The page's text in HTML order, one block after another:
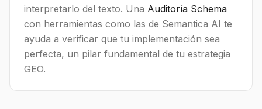
interpretarlo del texto. Una Auditoría Schema
con herramientas como las de Semantica AI te
ayuda a verificar que tu implementación sea
perfecta, un pilar fundamental de tu estrategia
GEO.